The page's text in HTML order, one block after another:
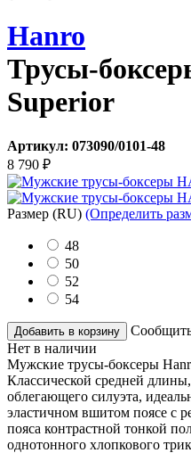
Hanro
Трусы-
Superior
Артикул: 073090/0101-48
8 790 ₽
Размер (RU) (Определить
48
50
52
54
Добавить в корзину
Нет в наличии
Мужские трусы-боксеры
Классической средней
облегающего силуэта,
эластичном вшитом поясе с
пояса контрастной тонкой
однотонного хлопкового